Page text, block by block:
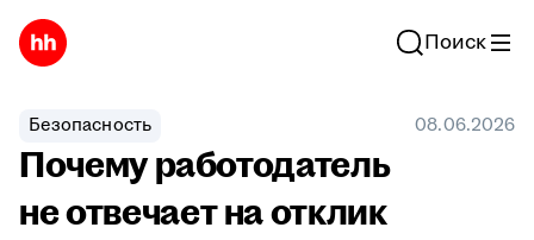
Поиск
Безопасность 08.06.2026
Почему работодатель
не отвечает на отклик